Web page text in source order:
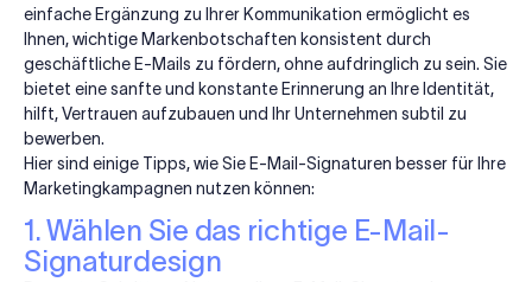
einfache Ergänzung zu Ihrer Kommunikation ermöglicht es
Ihnen, wichtige Markenbotschaften konsistent durch
geschäftliche E-Mails zu fördern, ohne aufdringlich zu sein. Sie
bietet eine sanfte und konstante Erinnerung an Ihre Identität,
hilft, Vertrauen aufzubauen und Ihr Unternehmen subtil zu
bewerben.
Hier sind einige Tipps, wie Sie E-Mail-Signaturen besser für Ihre
Marketingkampagnen nutzen können:
1. Wählen Sie das richtige E-Mail-
Signaturdesign